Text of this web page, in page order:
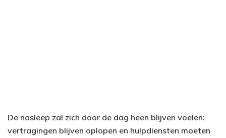
De nasleep zal zich door de dag heen blijven voelen:
vertragingen blijven oplopen en hulpdiensten moeten